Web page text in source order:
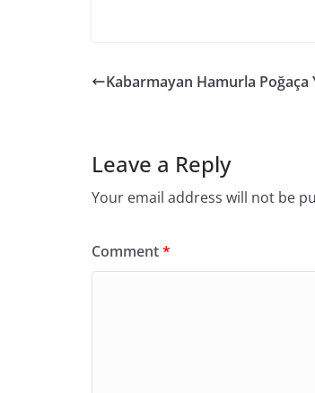
Kabarmayan Hamurla Poğaça
Leave a Reply
Your email address will not be
Comment*